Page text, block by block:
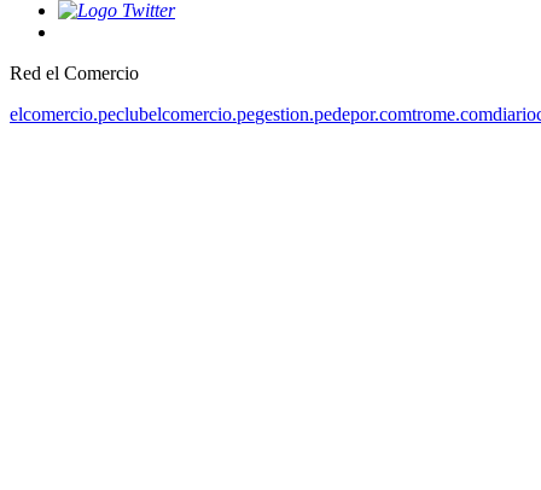
Red el Comercio
elcomercio.peclubelcomercio.pegestion.pedepor.comtrome.com